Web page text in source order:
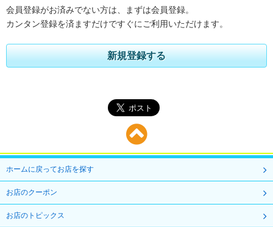
会員登録がお済みでない方は、まずは会員登録。
カンタン登録を済ますだけですぐにご利用いただけます。
新規登録する
ホームに戻ってお店を探す
お店のクーポン
お店のトピックス